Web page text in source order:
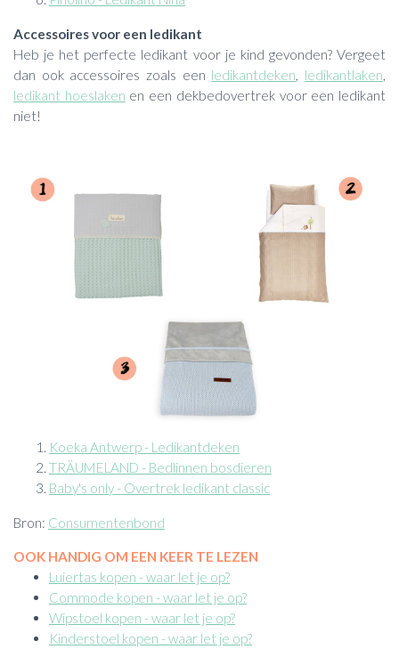
Accessoires voor een ledikant
Heb je het perfecte ledikant voor je kind gevonden? Vergeet
dan ook accessoires zoals een ledikantdeken, ledikantlaken,
ledikant hoeslaken en een dekbedovertrek voor een ledikant
niet!
Koeka Antwerp - Ledikantdeken
TRÄUMELAND - Bedlinnen bosdieren
Baby's only - Overtrek ledikant classic
Bron: Consumentenbond
OOK HANDIG OM EEN KEER TE LEZEN
Luiertas kopen - waar let je op?
Commode kopen - waar let je op?
Wipstoel kopen - waar let je op?
Kinderstoel kopen - waar let je op?